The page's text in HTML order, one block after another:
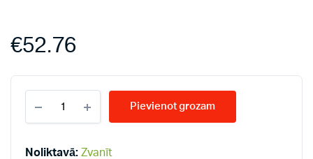
€52.76
300*400
quantity
Pievienot grozam
Noliktavā: Zvanīt